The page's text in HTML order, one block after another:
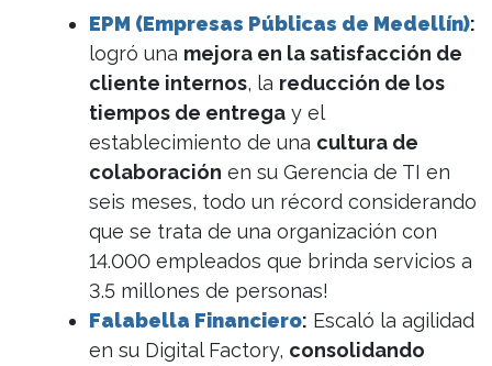
EPM (Empresas Públicas de Medellín):
logró una mejora en la satisfacción de
cliente internos, la reducción de los
tiempos de entregay el
establecimiento de una cultura de
colaboración en su Gerencia de TI en
seis meses, todo un récord considerando
que se trata de una organización con
14.000 empleados que brinda servicios a
3.5 millones de personas!
Falabella Financiero: Escaló la agilidad
en su Digital Factory, consolidando